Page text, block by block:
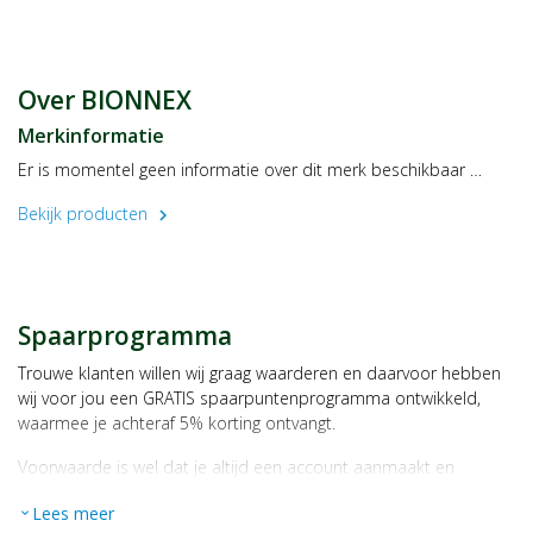
Bewaren bij kamertemperatuur.
Waarschuwingen
buurt uit de buurt van kinderen houden.
Over BIONNEX
Merkinformatie
Er is momentel geen informatie over dit merk beschikbaar …
Bekijk producten
chevron_right
Spaarprogramma
Trouwe klanten willen wij graag waarderen en daarvoor hebben
wij voor jou een GRATIS spaarpuntenprogramma ontwikkeld,
waarmee je achteraf 5% korting ontvangt.
Voorwaarde is wel dat je altijd een account aanmaakt en
Bij iedere bestelling ontvang je per bestede euro 1 spaarpunt,
expand_more Lees meer